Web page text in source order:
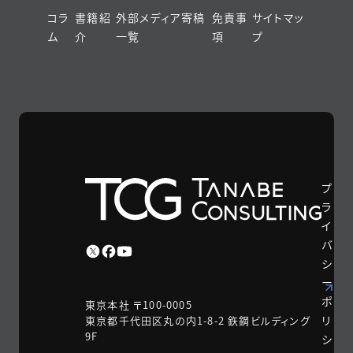
コラ
ム
書籍紹
介
外部メディア寄稿
一覧
免責事
項
サイトマッ
プ
東京本社 〒100-0005
東京都千代田区丸の内1-8-2 鉃鋼ビルディング
9F
プ
ラ
イ
バ
シ
ー
ポ
リ
シ